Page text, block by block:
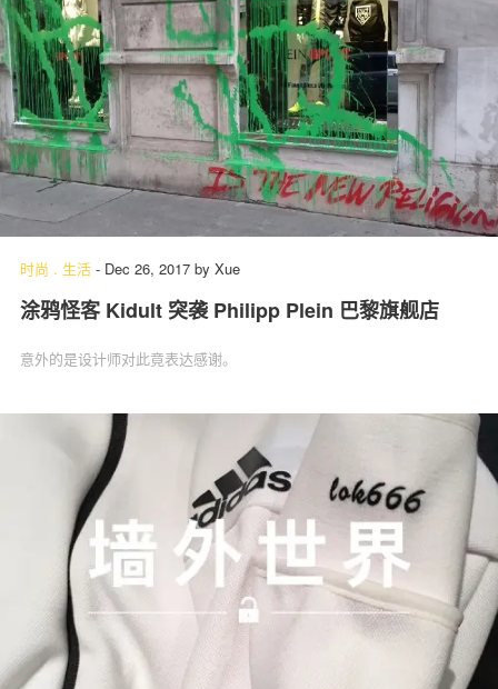
时尚 . 生活 - Dec 26, 2017 by Xue
涂鸦怪客 Kidult 突袭 Philipp Plein 巴黎旗舰店
意外的是设计师对此竟表达感谢。